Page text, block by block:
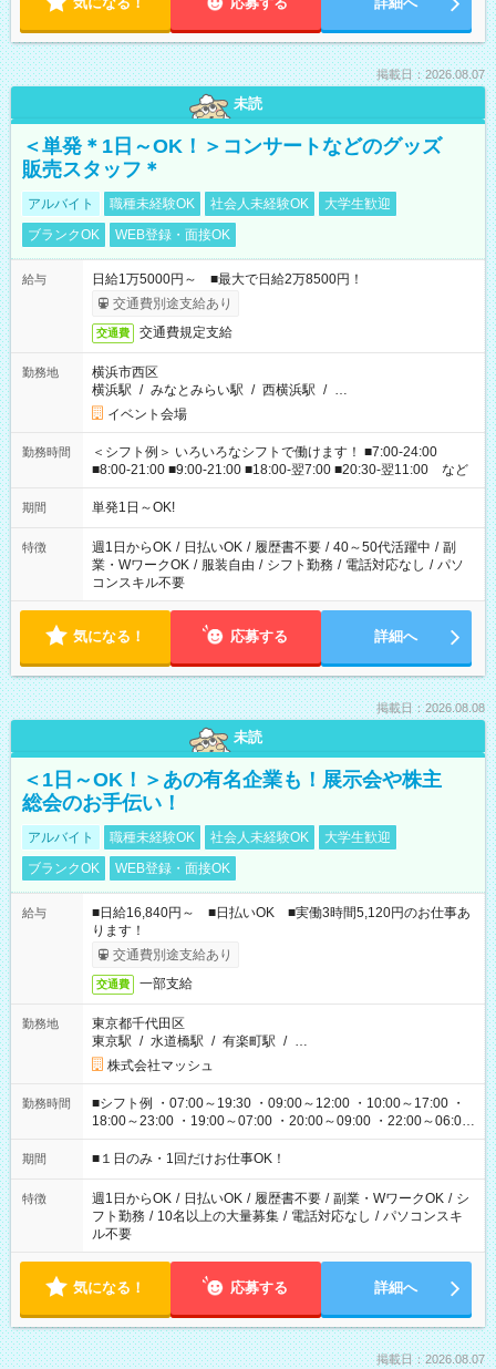
掲載日：2026.08.07
未読
＜単発＊1日～OK！＞コンサートなどのグッズ
販売スタッフ＊
アルバイト 職種未経験OK 社会人未経験OK
大学生歓迎
ブランクOK
WEB登録・面接OK
給与
日給1万5000円～ ■最大で日給2万8500円！
交通費別途支給あり
交通費 交通費規定支給
勤務地
横浜市西区
横浜駅 / みなとみらい駅 / 西横浜駅 / …
イベント会場
勤務時間
＜シフト例＞ いろいろなシフトで働けます！ ■7:00-24:00
■8:00-21:00 ■9:00-21:00 ■18:00-翌7:00 ■20:30-翌11:00 など
期間 単発1日～OK!
特徴 週1日からOK / 日払いOK / 履歴書不要 / 40～50代活躍中 / 副
業・WワークOK / 服装自由 / シフト勤務 / 電話対応なし / パソ
コンスキル不要
気になる！ 応募する 詳細へ
掲載日：2026.08.08
未読
＜1日～OK！＞あの有名企業も！展示会や株主
総会のお手伝い！
アルバイト 職種未経験OK 社会人未経験OK
大学生歓迎
ブランクOK
WEB登録・面接OK
給与
■日給16,840円～ ■日払いOK ■実働3時間5,120円のお仕事あ
ります！
交通費別途支給あり
交通費 一部支給
勤務地
東京都千代田区
東京駅 / 水道橋駅 / 有楽町駅 / …
株式会社マッシュ
勤務時間
■シフト例 ・07:00～19:30 ・09:00～12:00 ・10:00～17:00 ・
18:00～23:00 ・19:00～07:00 ・20:00～09:00 ・22:00～06:00
etc ★最短で3時間で5,120円のお仕事から 15時間で2万円近く稼
げるお仕事も！ ご希望のお時間に合わせてご紹介！ ※シフトは
ください！
期間 ■１日のみ・1回だけお仕事OK！
特徴 週1日からOK / 日払いOK / 履歴書不要 / 副業・WワークOK / シ
フト勤務 / 10名以上の大量募集 / 電話対応なし / パソコンスキ
ル不要
気になる！ 応募する 詳細へ
掲載日：2026.08.07